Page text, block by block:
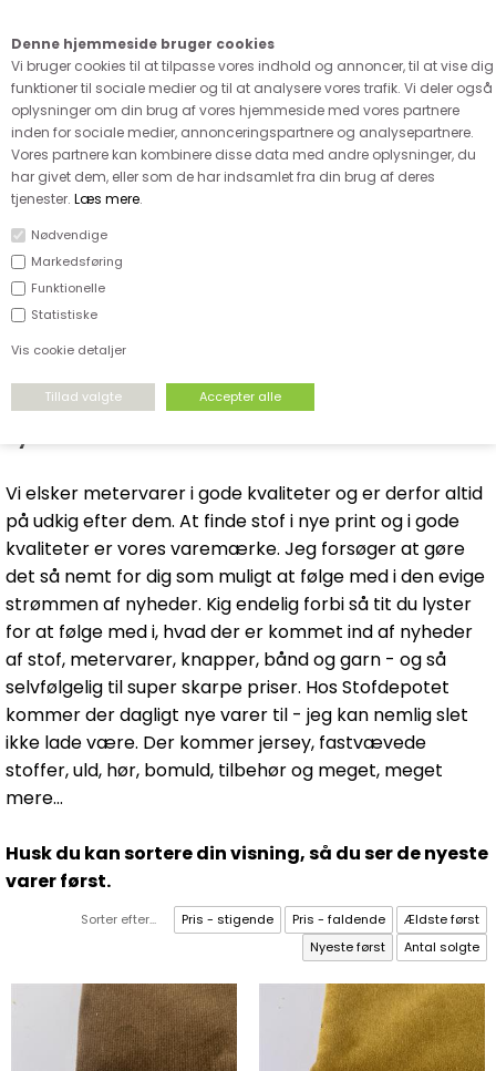
Denne hjemmeside bruger cookies
Vi bruger cookies til at tilpasse vores indhold og annoncer, til at vise dig
funktioner til sociale medier og til at analysere vores trafik. Vi deler også
oplysninger om din brug af vores hjemmeside med vores partnere
inden for sociale medier, annonceringspartnere og analysepartnere.
Vores partnere kan kombinere disse data med andre oplysninger, du
har givet dem, eller som de har indsamlet fra din brug af deres
tjenester. Læs mere.
Nødvendige
Markedsføring
Funktionelle
Statistiske
Vis cookie detaljer
FORSIDE›NYHEDER›AUGUST NYHEDER
Hos Stofdepotet får vi dagligt nyheder på
hylderne.
Vi elsker metervarer i gode kvaliteter og er derfor altid
på udkig efter dem. At finde stof i nye print og i gode
kvaliteter er vores varemærke. Jeg forsøger at gøre
det så nemt for dig som muligt at følge med i den evige
strømmen af nyheder. Kig endelig forbi så tit du lyster
for at følge med i, hvad der er kommet ind af nyheder
af stof, metervarer, knapper, bånd og garn - og så
selvfølgelig til super skarpe priser. Hos Stofdepotet
kommer der dagligt nye varer til - jeg kan nemlig slet
ikke lade være. Der kommer jersey, fastvævede
stoffer, uld, hør, bomuld, tilbehør og meget, meget
mere...
Husk du kan sortere din visning, så du ser de nyeste
varer først.
Sorter efter... Pris - stigende Pris - faldende
Ældste først
Nyeste først
Antal solgte